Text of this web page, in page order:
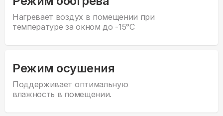
Нагревает воздух в помещении при
температуре за окном до -15°С
Режим осушения
Поддерживает оптимальную
влажность в помещении.